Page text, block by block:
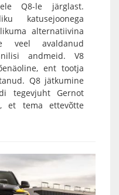
Q8-le järglast.
katusejoonega
alternatiivina
veel avaldanud
andmeid. V8
ent tootja
Q8 jätkumine
tegevjuht Gernot
et tema ettevõtte